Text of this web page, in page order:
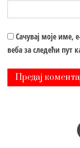
Сачувај моје име,
веба за следећи пут